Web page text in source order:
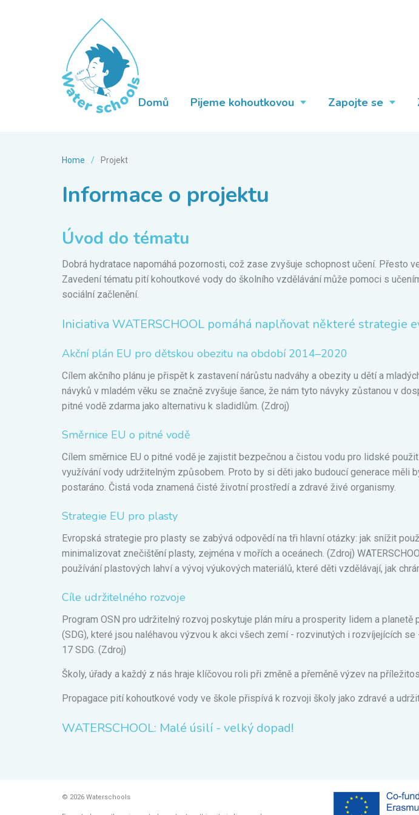
Domů Pijeme kohoutkovou Zapojte se
Home / Projekt
Informace o projektu
Úvod do tématu
Dobrá hydratace napomáhá pozornosti, což zase zvyšuje schopnost učení. Přesto
Zavedení tématu pití kohoutkové vody do školního vzdělávání může pomoci s
sociální začlenění.
Iniciativa WATERSCHOOL pomáhá naplňovat některé strategie
Akční plán EU pro dětskou obezitu na období 2014–2020
Cílem akčního plánu je přispět k zastavení nárůstu nadváhy a obezity u dětí a
návyků v mladém věku se značně zvyšuje šance, že nám tyto návyky zůstanou v
pitné vodě zdarma jako alternativu k sladidlům. (Zdroj)
Směrnice EU o pitné vodě
Cílem směrnice EU o pitné vodě je zajistit bezpečnou a čistou vodu pro lidské
využívání vody udržitelným způsobem. Proto by si děti jako budoucí generace měli
postaráno. Čistá voda znamená čisté životní prostředí a zdravé živé organismy.
Strategie EU pro plasty
Evropská strategie pro plasty se zabývá odpovědí na tři hlavní otázky: jak snížit
minimalizovat znečištění plasty, zejména v mořích a oceánech. (Zdroj)
používání plastových lahví a vývoj výukových materiálů, které děti vzdělávají, jak
Cíle udržitelného rozvoje
Program OSN pro udržitelný rozvoj poskytuje plán míru a prosperity lidem a
(SDG), které jsou naléhavou výzvou k akci všech zemí - rozvinutých i rozvíjejících
17 SDG. (Zdroj)
Školy, úřady a každý z nás hraje klíčovou roli při změně a přeměně výzev na
Propagace pití kohoutkové vody ve škole přispívá k rozvoji školy jako zdravé a
WATERSCHOOL: Malé úsilí - velký dopad!
© 2026 Waterschools